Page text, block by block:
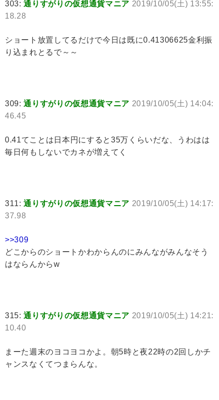
303:通りすがりの仮想通貨マニア 2019/10/05(土) 13:55:
18.28
ショート放置してるだけで今日は既に0.41306625金利振
り込まれとるで～～
309:通りすがりの仮想通貨マニア 2019/10/05(土) 14:04:
46.45
0.41てことは日本円にすると35万くらいだな、うわはは
毎日何もしないでカネが増えてく
311:通りすがりの仮想通貨マニア 2019/10/05(土) 14:17:
37.98
>>309
どこからのショートかわからんのにみんながみんなそう
はならんからw
315:通りすがりの仮想通貨マニア 2019/10/05(土) 14:21:
10.40
まーた週末のヨコヨコかよ。朝5時と夜22時の2回しかチ
ャンスなくてつまらんな。